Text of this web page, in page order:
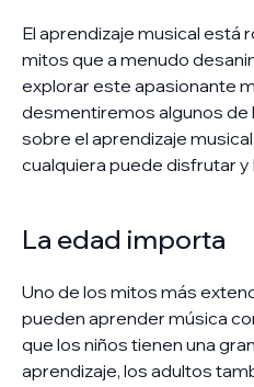
El aprendizaje musical está
mitos que a menudo
explorar este apasionante
desmentiremos algunos de
sobre el aprendizaje
cualquiera puede disfrutar
La edad importa
Uno de los mitos más
pueden aprender música
que los niños tienen una
aprendizaje, los adultos